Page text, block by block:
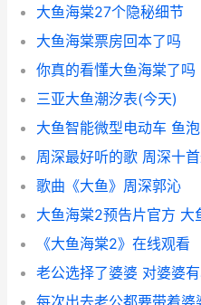
大鱼海棠27个隐秘细节
大鱼海棠票房回本了吗
你真的看懂大鱼海棠了吗
三亚大鱼潮汐表(今天)
大鱼智能微型电动车 鱼
周深最好听的歌 周深十
歌曲《大鱼》周深郭沁
大鱼海棠2预告片官方 大
《大鱼海棠2》在线观看
老公选择了婆婆 对婆婆